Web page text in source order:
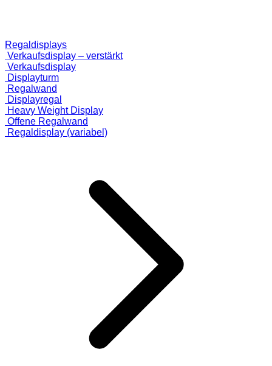
Regaldisplays
Verkaufsdisplay – verstärkt
Verkaufsdisplay
Displayturm
Regalwand
Displayregal
Heavy Weight Display
Offene Regalwand
Regaldisplay (variabel)